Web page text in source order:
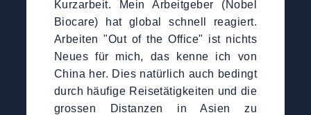
Kurzarbeit. Mein Arbeitgeber (Nobel
Biocare) hat global schnell reagiert.
Arbeiten "Out of the Office" ist nichts
Neues für mich, das kenne ich von
China her. Dies natürlich auch bedingt
durch häufige Reisetätigkeiten und die
grossen Distanzen in Asien zu